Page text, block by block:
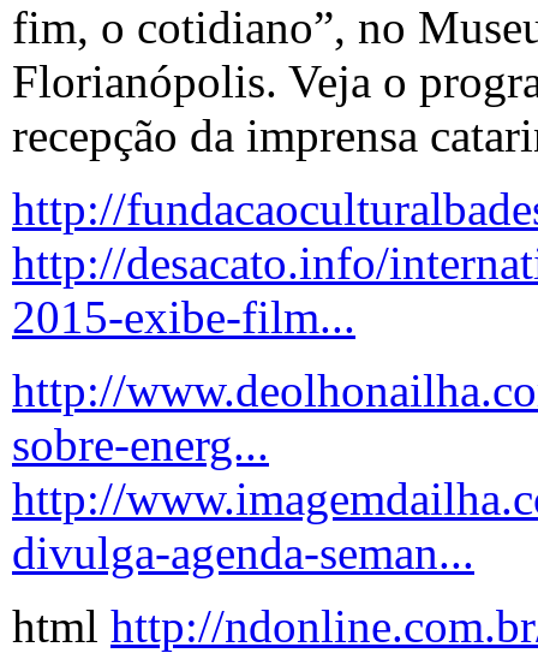
fim, o cotidiano”, no
Florianópolis. Veja o
recepção da imprensa
http://
http://desacato.info/
2015-exibe-film...
http://
sobre-energ...
http://
divulga-agenda-seman...
html http://